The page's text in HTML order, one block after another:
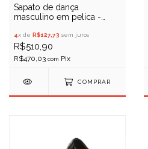
Sapato de dança
masculino em pelica -
4x de R$127,73 sem juros
R$510,90
R$470,03 com
COMPRAR